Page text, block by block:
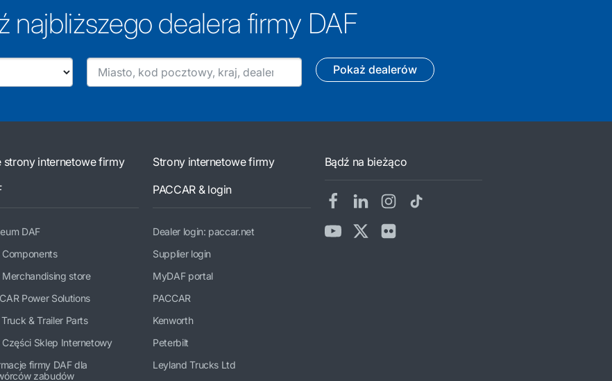
najbliższego dealera firmy DAF
Pokaż dealerów
strony internetowe firmy
DAF
Components
Merchandising store
Power Solutions
Truck & Trailer Parts
Części Sklep Internetowy
firmy DAF dla
zabudów
Strony internetowe firmy
PACCAR & login
Dealer login: paccar.net
Supplier login
MyDAF portal
PACCAR
Kenworth
Peterbilt
Leyland Trucks Ltd
Bądź na bieżąco